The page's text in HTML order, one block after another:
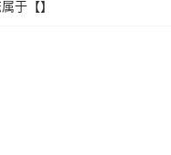
于【】